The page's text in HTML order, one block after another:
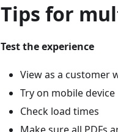
Tips for
Test the experience
View as a customer
Try on mobile device
Check load times